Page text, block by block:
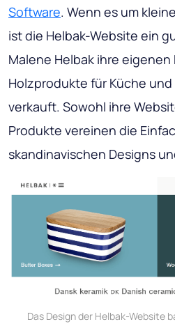
Software. Wenn es um
ist die Helbak-Website ein
Malene Helbak ihre eigenen
Holzprodukte für Küche
verkauft. Sowohl ihre
Produkte vereinen die
skandinavischen Designs
Das Design der Helbak-Website